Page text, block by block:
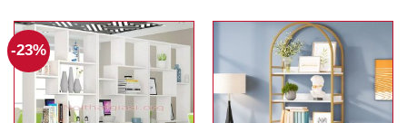
-23%